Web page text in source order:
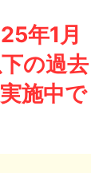
年1月
の過去
施中で